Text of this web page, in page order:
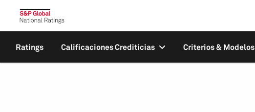
Ratings Calificaciones Crediticias Criterios & Modelos